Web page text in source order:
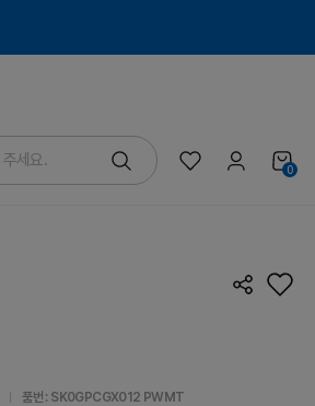
0
품번 : SK0GPCGX012 PWMT